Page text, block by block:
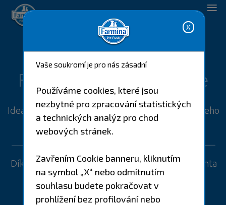
Vaše soukromí je pro nás zásadní
Používáme cookies, které jsou
nezbytné pro zpracování statistických
a technických analýz pro chod
webových stránek.
Zavřením Cookie banneru, kliknutím
na symbol „X“ nebo odmítnutím
souhlasu budete pokračovat v
prohlížení bez profilování nebo
Návrh péče o domácího mazlíčka.
FarminaGenius aplikace
Ideální pomocník, který vám pomůže s péčí o vašeho
zvířecího mazlíčka.
Díky Farmina Genius a s pomocí vašeho konzultanta
budete moci snadno monitorovat
5 klíčových zdravotních parametrů.